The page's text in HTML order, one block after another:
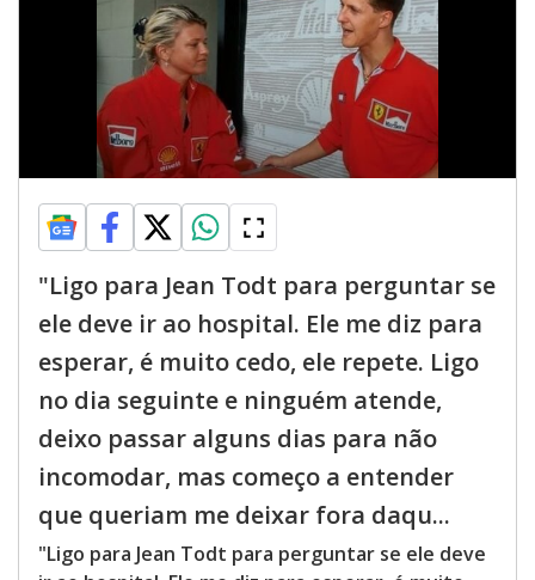
"Ligo para Jean Todt para perguntar se
ele deve ir ao hospital. Ele me diz para
esperar, é muito cedo, ele repete. Ligo
no dia seguinte e ninguém atende,
deixo passar alguns dias para não
incomodar, mas começo a entender
que queriam me deixar fora daqu...
"Ligo para Jean Todt para perguntar se ele deve